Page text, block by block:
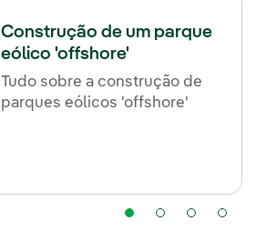
Construção de um parque
eólico 'offshore'
Tudo sobre a construção de
parques eólicos 'offshore'